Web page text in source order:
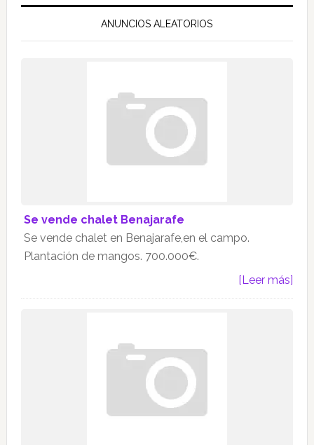
ANUNCIOS ALEATORIOS
Se vende chalet Benajarafe
Se vende chalet en Benajarafe,en el campo.
Plantación de mangos. 700.000€.
[Leer más]